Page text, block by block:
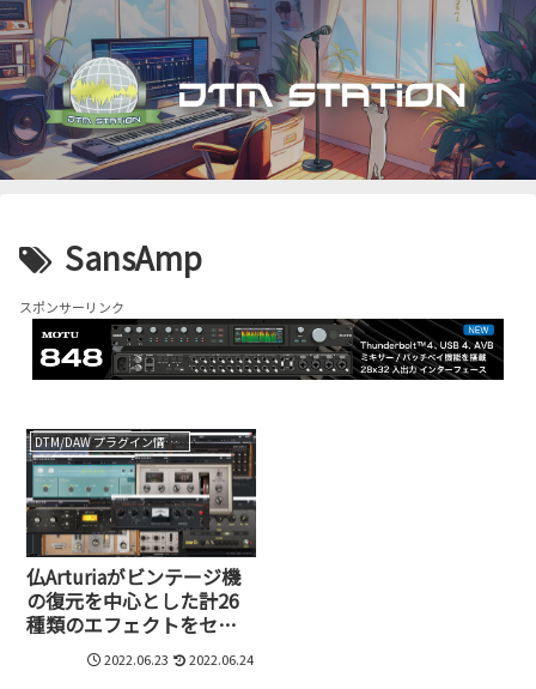
SansAmp
スポンサーリンク
DTM/DAW プラグイン情報（VST AU AAX）
仏Arturiaがビンテージ機
の復元を中心とした計26
種類のエフェクトをセッ
トにしたFX Collection 3
を発売。7月7日までイン
2022.06.23 2022.06.24